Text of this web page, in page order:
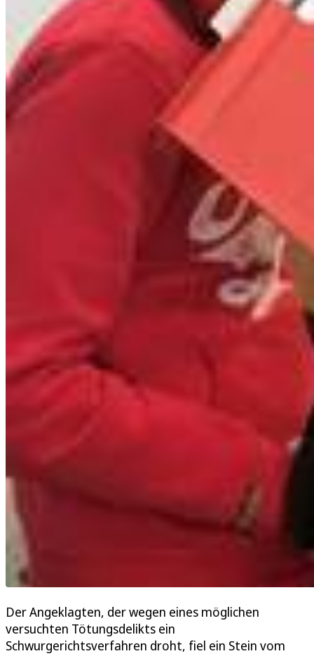
Der Angeklagten, der wegen eines möglichen
versuchten Tötungsdelikts ein
Schwurgerichtsverfahren droht, fiel ein Stein vom